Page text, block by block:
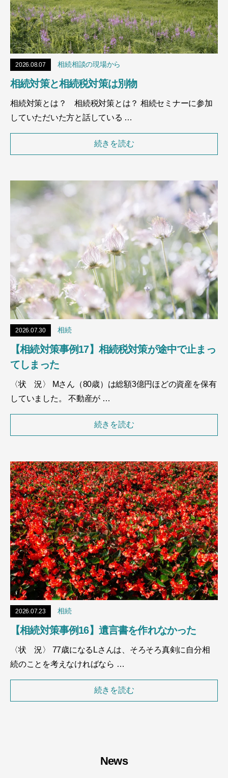
2026.08.07 相続相談の現場から
相続対策と相続税対策は別物
相続対策とは？ 相続税対策とは？ 相続セミナーに参加
していただいた方と話している …
続きを読む
2026.07.30 相続
【相続対策事例17】相続税対策が途中で止まっ
てしまった
〈状 況〉 Mさん（80歳）は総額3億円ほどの資産を保有
していました。 不動産が …
続きを読む
2026.07.23 相続
【相続対策事例16】遺言書を作れなかった
〈状 況〉 77歳になるLさんは、そろそろ真剣に自分相
続のことを考えなければなら …
続きを読む
News